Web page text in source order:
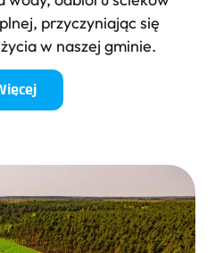
przyczyniając się
w naszej gminie.